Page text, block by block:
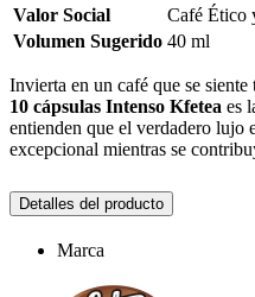
Valor Social
Café Ético
Volumen Sugerido 40 ml
Invierta en un café que se
10 cápsulas Intenso Kfetea es
entienden que el verdadero lujo
excepcional mientras se
Detalles del producto
Marca